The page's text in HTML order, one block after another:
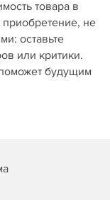
товара в
приобретение, не
оставьте
или критики.
будущим